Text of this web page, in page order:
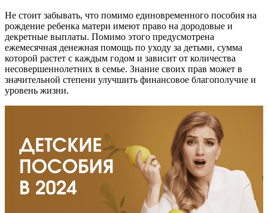
Не стоит забывать, что помимо единовременного пособия на
рождение ребенка матери имеют право на дородовые и
декретные выплаты. Помимо этого предусмотрена
ежемесячная денежная помощь по уходу за детьми, сумма
которой растет с каждым годом и зависит от количества
несовершеннолетних в семье. Знание своих прав может в
значительной степени улучшить финансовое благополучие и
уровень жизни.